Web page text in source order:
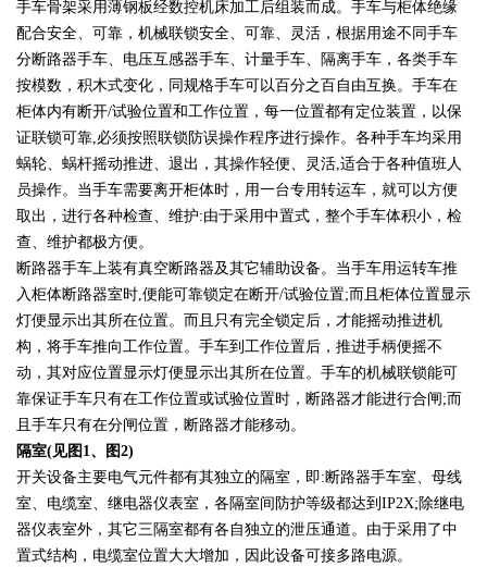
手车骨架采用薄钢板经数控机床加工后组装而成。手车与柜体绝缘
配合安全、可靠，机械联锁安全、可靠、灵活，根据用途不同手车
分断路器手车、电压互感器手车、计量手车、隔离手车，各类手车
按模数，积木式变化，同规格手车可以百分之百自由互换。手车在
柜体内有断开/试验位置和工作位置，每一位置都有定位装置，以保
证联锁可靠,必须按照联锁防误操作程序进行操作。各种手车均采用
蜗轮、蜗杆摇动推进、退出，其操作轻便、灵活,适合于各种值班人
员操作。当手车需要离开柜体时，用一台专用转运车，就可以方便
取出，进行各种检查、维护:由于采用中置式，整个手车体积小，检
查、维护都极方便。
断路器手车上装有真空断路器及其它辅助设备。当手车用运转车推
入柜体断路器室时,便能可靠锁定在断开/试验位置;而且柜体位置显示
灯便显示出其所在位置。而且只有完全锁定后，才能摇动推进机
构，将手车推向工作位置。手车到工作位置后，推进手柄便摇不
动，其对应位置显示灯便显示出其所在位置。手车的机械联锁能可
靠保证手车只有在工作位置或试验位置时，断路器才能进行合闸;而
且手车只有在分闸位置，断路器才能移动。
隔室(见图1、图2)
开关设备主要电气元件都有其独立的隔室，即:断路器手车室、母线
室、电缆室、继电器仪表室，各隔室间防护等级都达到IP2X;除继电
器仪表室外，其它三隔室都有各自独立的泄压通道。由于采用了中
置式结构，电缆室位置大大增加，因此设备可接多路电源。